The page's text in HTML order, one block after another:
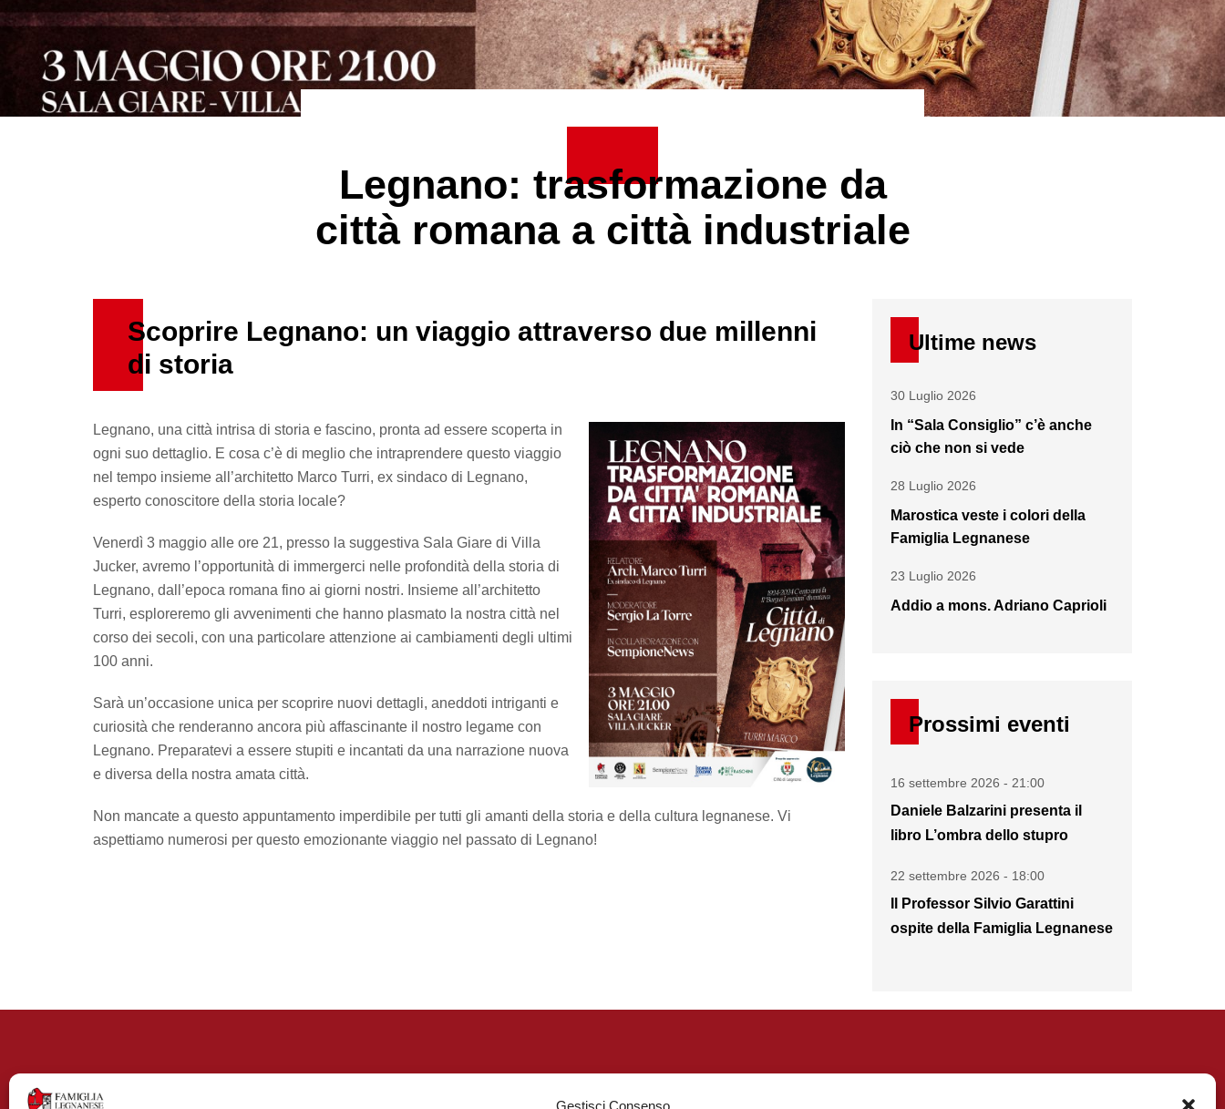
Gestisci Consenso
Legnano: trasformazione da
città romana a città industriale
Scoprire Legnano: un viaggio attraverso due millenni
di storia
Legnano, una città intrisa di storia e fascino, pronta ad essere scoperta in
ogni suo dettaglio. E cosa c’è di meglio che intraprendere questo viaggio
nel tempo insieme all’architetto Marco Turri, ex sindaco di Legnano,
esperto conoscitore della storia locale?
Venerdì 3 maggio alle ore 21, presso la suggestiva Sala Giare di Villa
Jucker, avremo l’opportunità di immergerci nelle profondità della storia di
Legnano, dall’epoca romana fino ai giorni nostri. Insieme all’architetto
Turri, esploreremo gli avvenimenti che hanno plasmato la nostra città nel
corso dei secoli, con una particolare attenzione ai cambiamenti degli ultimi
100 anni.
Sarà un’occasione unica per scoprire nuovi dettagli, aneddoti intriganti e
curiosità che renderanno ancora più affascinante il nostro legame con
Legnano. Preparatevi a essere stupiti e incantati da una narrazione nuova
e diversa della nostra amata città.
Non mancate a questo appuntamento imperdibile per tutti gli amanti della storia e della cultura legnanese. Vi
aspettiamo numerosi per questo emozionante viaggio nel passato di Legnano!
Ultime news
30 Luglio 2026
In “Sala Consiglio” c’è anche
ciò che non si vede
28 Luglio 2026
Marostica veste i colori della
Famiglia Legnanese
23 Luglio 2026
Addio a mons. Adriano Caprioli
Prossimi eventi
16 settembre 2026 - 21:00
Daniele Balzarini presenta il
libro L’ombra dello stupro
22 settembre 2026 - 18:00
Il Professor Silvio Garattini
ospite della Famiglia Legnanese
Contributi Contatti